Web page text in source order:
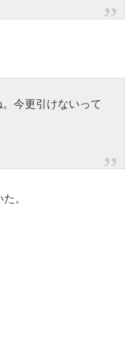
今更引けないって
。